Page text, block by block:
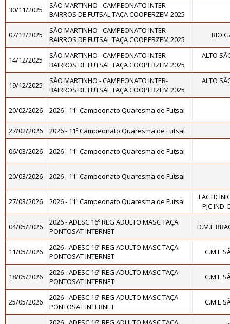
30/11/2025
SÃO MARTINHO - CAMPEONATO INTER-
BAIRROS DE FUTSAL TAÇA COOPERZEM 2025
07/12/2025
SÃO MARTINHO - CAMPEONATO INTER-
BAIRROS DE FUTSAL TAÇA COOPERZEM 2025
RIO
14/12/2025
SÃO MARTINHO - CAMPEONATO INTER-
BAIRROS DE FUTSAL TAÇA COOPERZEM 2025
ALTO
19/12/2025
SÃO MARTINHO - CAMPEONATO INTER-
BAIRROS DE FUTSAL TAÇA COOPERZEM 2025
ALTO
20/02/2026 2026 - 11º Campeonato Quaresma de Futsal
27/02/2026 2026 - 11º Campeonato Quaresma de Futsal
06/03/2026 2026 - 11º Campeonato Quaresma de Futsal
20/03/2026 2026 - 11º Campeonato Quaresma de Futsal
27/03/2026 2026 - 11º Campeonato Quaresma de Futsal
PJC IND.
04/05/2026
2026 - ADESC 16º REG ADULTO MASC TAÇA
PONTOSAT INTERNET
D.M.E
11/05/2026
2026 - ADESC 16º REG ADULTO MASC TAÇA
PONTOSAT INTERNET
C.M.E
18/05/2026
2026 - ADESC 16º REG ADULTO MASC TAÇA
PONTOSAT INTERNET
C.M.E
25/05/2026
2026 - ADESC 16º REG ADULTO MASC TAÇA
PONTOSAT INTERNET
C.M.E